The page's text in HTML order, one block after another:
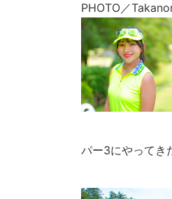
PHOTO／
パー3にやってき